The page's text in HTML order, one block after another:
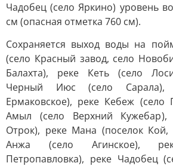
Чадобец (село Яркино) уровень
см (опасная отметка 760 см).
Сохраняется выход воды на
(село Красный завод, село
Балахта), реке Кеть (село
Черный Июс (село
Ермаковское), реке Кебеж (село
Амыл (село Верхний
Отрок), реке Мана (поселок Кой,
Анжа (село Агинское),
Петропавловка), реке Чадобец